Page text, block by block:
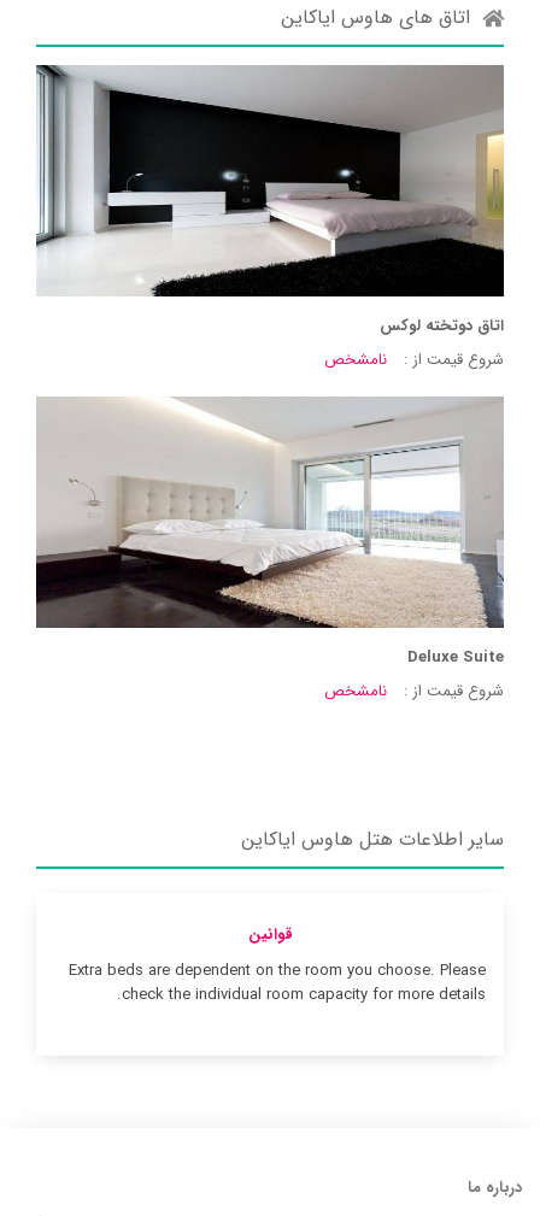
اتاق های هاوس ایاکاین
اتاق دوتخته لوکس
شروع قیمت از :
نامشخص
Deluxe Suite
شروع قیمت از :
نامشخص
سایر اطلاعات هتل هاوس ایاکاین
قوانین
Extra beds are dependent on the room you choose. Please
check the individual room capacity for more details.
درباره ما